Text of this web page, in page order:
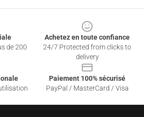
de 200
Achetez en toute confiance
24/7 Protected from clicks to
delivery
Paiement 100% sécurisé
PayPal / MasterCard / Visa